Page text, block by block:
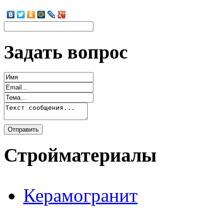
Задать вопрос
Стройматериалы
Керамогранит